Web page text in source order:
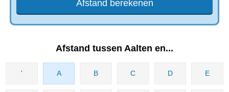
Afstand tussen Aalten en...
' A B C D E